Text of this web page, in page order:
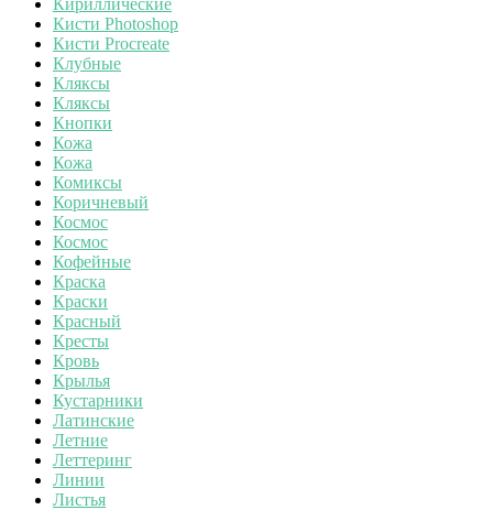
Кисти Photoshop
Кисти Procreate
Клубные
Кляксы
Кляксы
Кнопки
Кожа
Кожа
Комиксы
Коричневый
Космос
Космос
Кофейные
Краска
Краски
Красный
Кресты
Кровь
Крылья
Кустарники
Латинские
Летние
Леттеринг
Линии
Листья